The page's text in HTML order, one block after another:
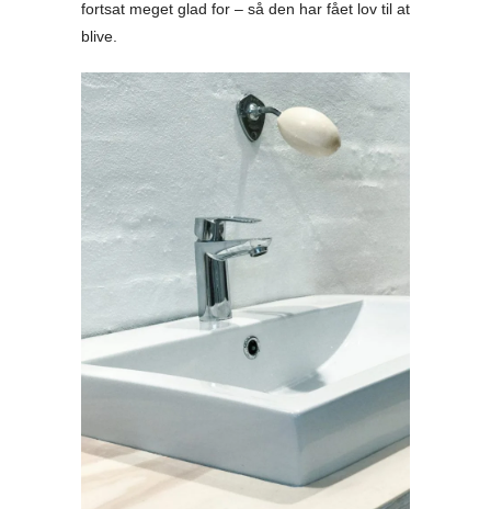
fortsat meget glad for – så den har fået lov til at
blive.